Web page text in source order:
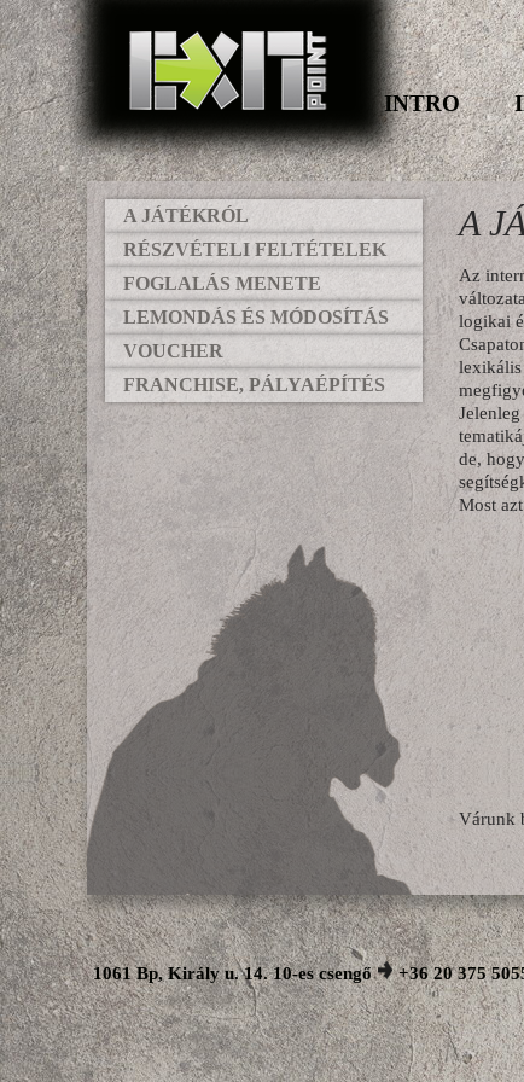
INTRO
A JÁTÉKRÓL
RÉSZVÉTELI FELTÉTELEK
FOGLALÁS MENETE
LEMONDÁS ÉS MÓDOSÍTÁS
VOUCHER
FRANCHISE, PÁLYAÉPÍTÉS
A
Az
logikai
lexikális
de,
Most
Várunk
1061 Bp, Király u. 14. 10-es csengő +36 20 375